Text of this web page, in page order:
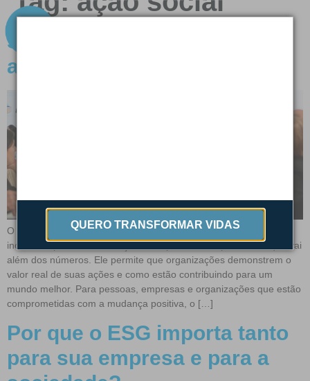
QUERO TRANSFORMAR VIDAS
SROI: Mensurando Impacto
além dos números
O SROI – Social Return on Investment é uma abordagem
inovadora para a mensuração do impacto social promovido que vai
além dos números. Ele permite que organizações demonstrem o
valor real de suas ações e como estão contribuindo para um
mundo melhor. Para pessoas, empresas e organizações que estão
comprometidas com a mudança positiva, o […]
Por que o ESG importa tanto
para sua empresa e para a